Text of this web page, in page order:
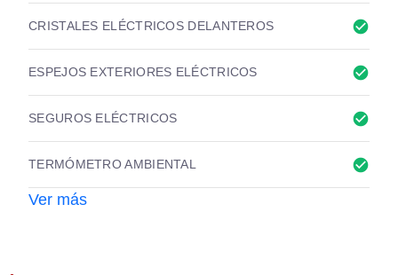
CRISTALES ELÉCTRICOS DELANTEROS check_circle
ESPEJOS EXTERIORES ELÉCTRICOS check_circle
SEGUROS ELÉCTRICOS check_circle
TERMÓMETRO AMBIENTAL
check_circle
Ver más